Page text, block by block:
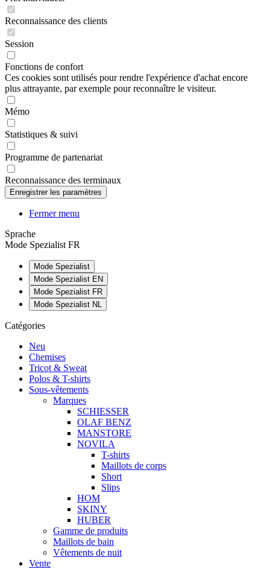
Reconnaissance des clients
Session
Fonctions de confort
Ces cookies sont utilisés pour rendre l'expérience d'achat encore
plus attrayante, par exemple pour reconnaître le visiteur.
Mémo
Statistiques & suivi
Programme de partenariat
Reconnaissance des terminaux
Fermer menu
Sprache
Mode Spezialist FR
Mode Spezialist
Mode Spezialist EN
Mode Spezialist FR
Mode Spezialist NL
Catégories
Neu
Chemises
Tricot & Sweat
Polos & T-shirts
Sous-vêtements
Marques
SCHIESSER
OLAF BENZ
MANSTORE
NOVILA
T-shirts
Maillots de corps
Short
Slips
HOM
SKINY
HUBER
Gamme de produits
Maillots de bain
Vêtements de nuit
Vente